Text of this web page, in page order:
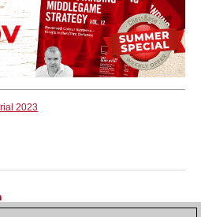
2023
de ChessBase con noticias en